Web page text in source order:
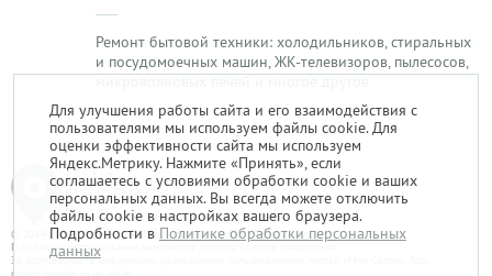
Ремонт бытовой техники: холодильников, стиральных
и посудомоечных машин, ЖК-телевизоров, пылесосов,
микроволновых печей и многое другое
1
© 2014-2026. «Мой Сервис-Гид» – проект группы «Текарт».
При любом использовании материалов ресурса ссылка обязательна.
За достоверность информации, размещенной пользователями, портал «Мой Сервис-Гид»
Для улучшения работы сайта и его взаимодействия с
пользователями мы используем файлы cookie. Для
оценки эффективности сайта мы используем
Яндекс.Метрику. Нажмите «Принять», если
соглашаетесь с условиями обработки cookie и ваших
персональных данных. Вы всегда можете отключить
файлы cookie в настройках вашего браузера.
Подробности в Политике обработки персональных
данных